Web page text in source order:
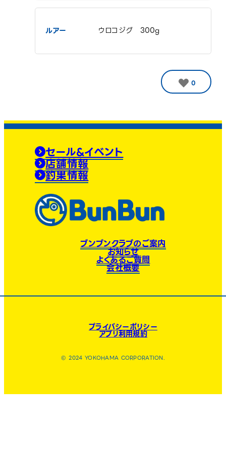
ルアー ウロコジグ 300g
0
セール&イベント
店舗情報
釣果情報
ブンブンクラブのご案内
お知らせ
よくあるご質問
会社概要
プライバシーポリシー
アプリ利用規約
© 2024 YOKOHAMA CORPORATION.